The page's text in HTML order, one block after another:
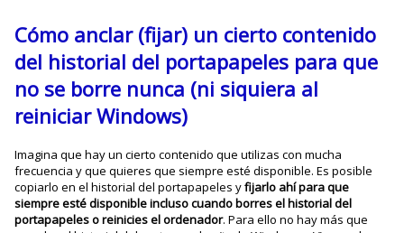
Cómo anclar (fijar) un cierto contenido
del historial del portapapeles para que
no se borre nunca (ni siquiera al
reiniciar Windows)
Imagina que hay un cierto contenido que utilizas con mucha
frecuencia y que quieres que siempre esté disponible. Es posible
copiarlo en el historial del portapapeles yfijarlo ahí para que
siempre esté disponible incluso cuando borres el historial del
portapapeles o reinicies el ordenador. Para ello no hay más que